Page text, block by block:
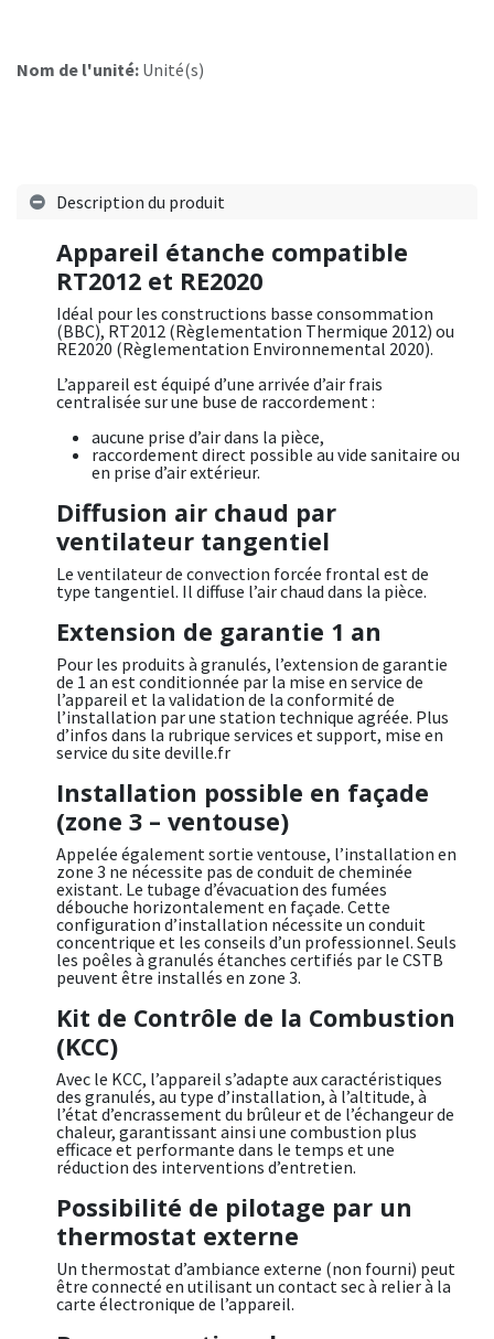
Nom de l'unité: Unité(s)
Description du produit
Appareil étanche compatible
RT2012 et RE2020
Idéal pour les constructions basse consommation
(BBC), RT2012 (Règlementation Thermique 2012) ou
RE2020 (Règlementation Environnemental 2020).
L’appareil est équipé d’une arrivée d’air frais
centralisée sur une buse de raccordement :
aucune prise d’air dans la pièce,
raccordement direct possible au vide sanitaire ou
en prise d’air extérieur.
Diffusion air chaud par
ventilateur tangentiel
Le ventilateur de convection forcée frontal est de
type tangentiel. Il diffuse l’air chaud dans la pièce.
Extension de garantie 1 an
Pour les produits à granulés, l’extension de garantie
de 1 an est conditionnée par la mise en service de
l’appareil et la validation de la conformité de
l’installation par une station technique agréée. Plus
d’infos dans la rubrique services et support, mise en
service du site deville.fr
Installation possible en façade
(zone 3 – ventouse)
Appelée également sortie ventouse, l’installation en
zone 3 ne nécessite pas de conduit de cheminée
existant. Le tubage d’évacuation des fumées
débouche horizontalement en façade. Cette
configuration d’installation nécessite un conduit
concentrique et les conseils d’un professionnel. Seuls
les poêles à granulés étanches certifiés par le CSTB
peuvent être installés en zone 3.
Kit de Contrôle de la Combustion
(KCC)
Avec le KCC, l’appareil s’adapte aux caractéristiques
des granulés, au type d’installation, à l’altitude, à
l’état d’encrassement du brûleur et de l’échangeur de
chaleur, garantissant ainsi une combustion plus
efficace et performante dans le temps et une
réduction des interventions d’entretien.
Possibilité de pilotage par un
thermostat externe
Un thermostat d’ambiance externe (non fourni) peut
être connecté en utilisant un contact sec à relier à la
carte électronique de l’appareil.